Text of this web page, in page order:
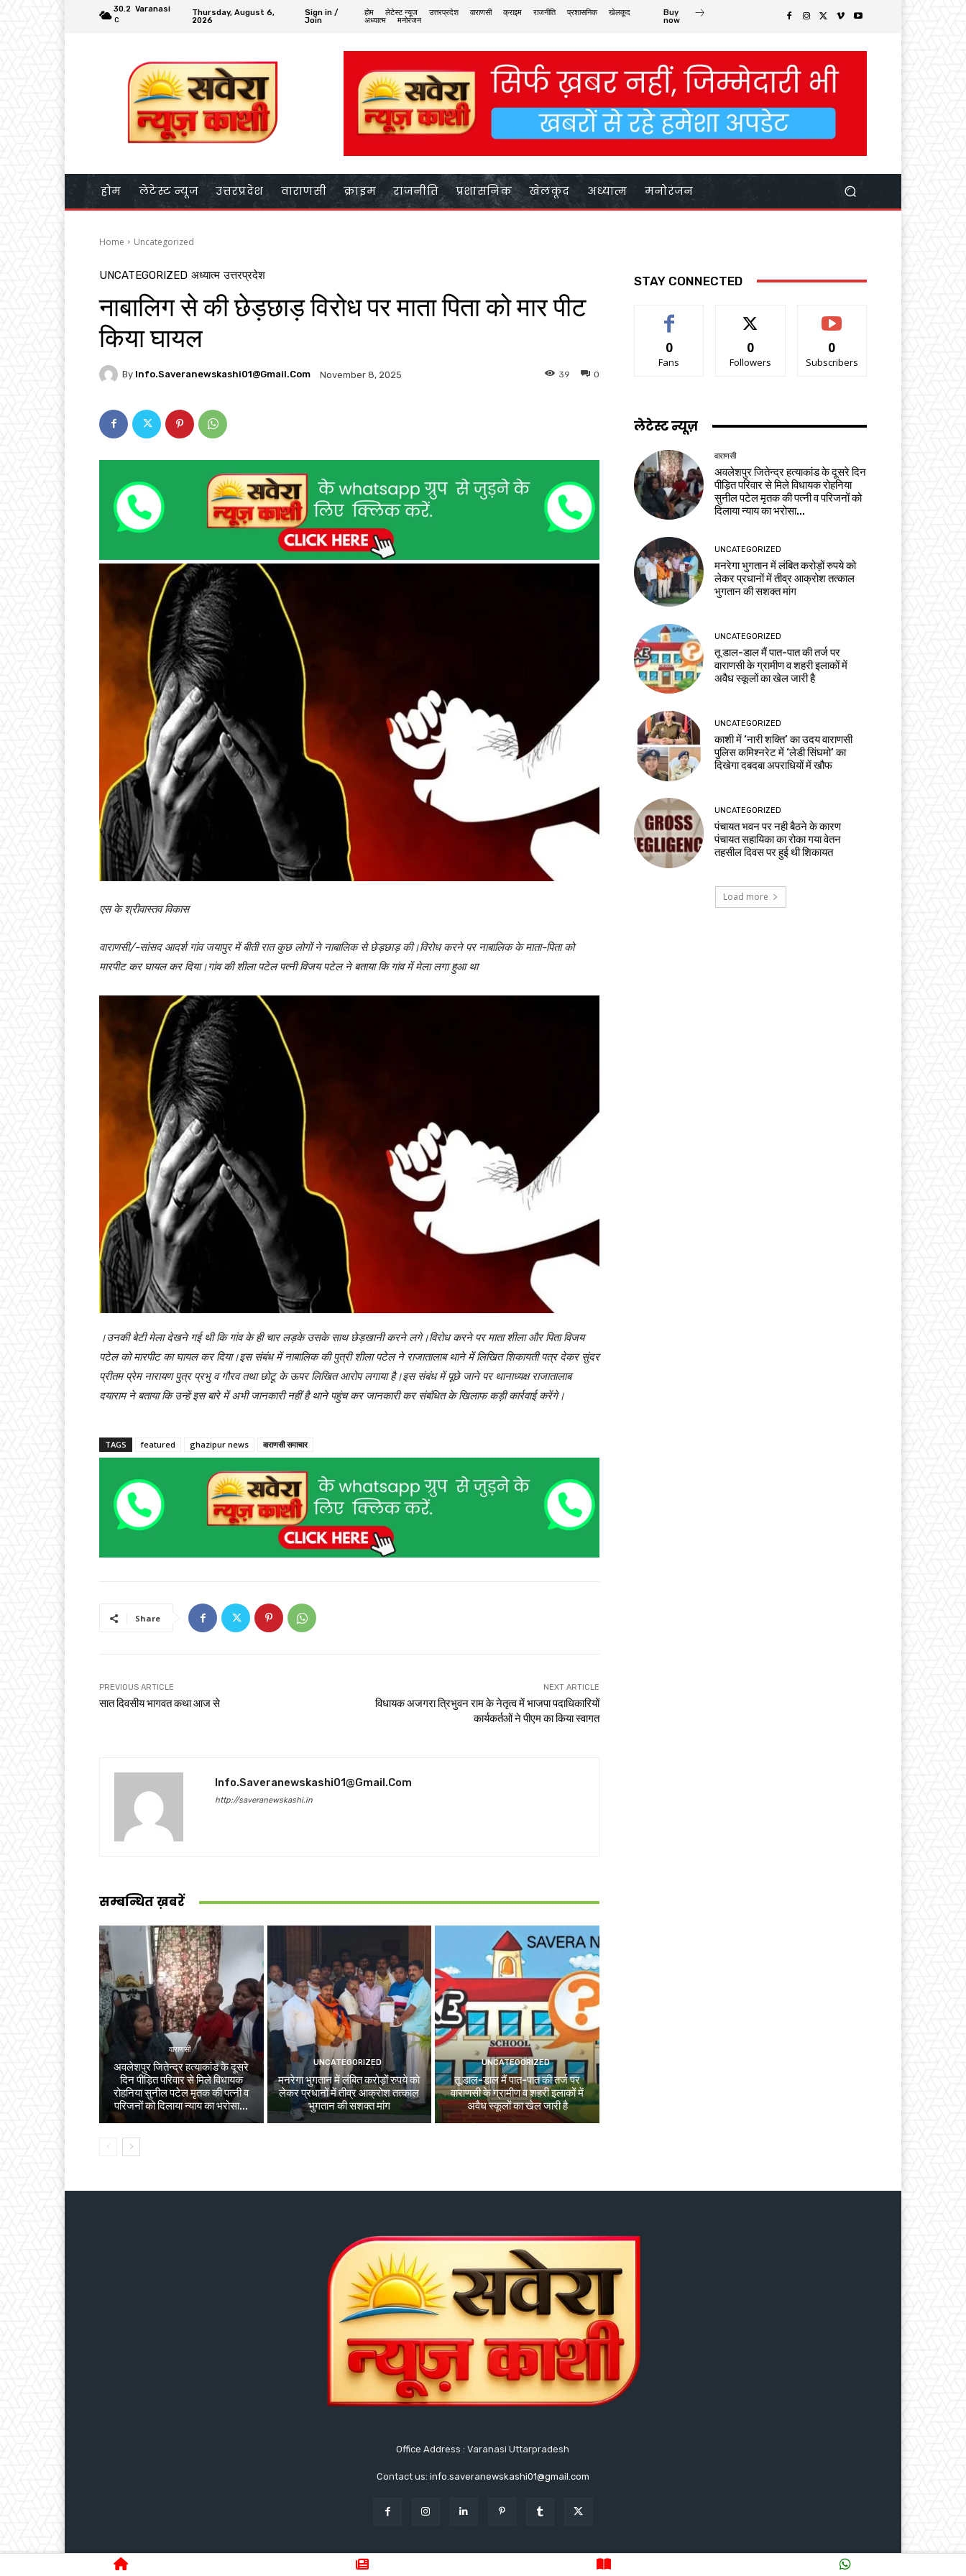
30.2
C
Varanasi
Thursday, August 6,
2026
Sign in /
Join
होम लेटेस्ट न्यूज उत्तरप्रदेश वाराणसी क्राइम राजनीति प्रशासनिक
खेलकूद
अध्यात्म
मनोरंजन
Buy
now
होम लेटेस्ट न्यूज उत्तरप्रदेश वाराणसी क्राइम राजनीति प्रशासनिक खेलकूद अध्यात्म मनोरंजन
Home Uncategorized
UNCATEGORIZED अध्यात्म उत्तरप्रदेश
नाबालिग से की छेड़छाड़ विरोध पर माता पिता को मार पीट
किया घायल
By Info.saveranewskashi01@gmail.com November 8, 2025 0
39
एस के श्रीवास्तव विकास
वाराणसी/-सांसद आदर्श गांव जयापुर में बीती रात कुछ लोगों ने नाबालिक से छेड़छाड़ की।विरोध करने पर नाबालिक के माता-पिता को
मारपीट कर घायल कर दिया।गांव की शीला पटेल पत्नी विजय पटेल ने बताया कि गांव में मेला लगा हुआ था
।उनकी बेटी मेला देखने गई थी कि गांव के ही चार लड़के उसके साथ छेड़खानी करने लगे।विरोध करने पर माता शीला और पिता विजय
पटेल को मारपीट का घायल कर दिया।इस संबंध में नाबालिक की पुत्री शीला पटेल ने राजातालाब थाने में लिखित शिकायती पत्र देकर सुंदर
प्रीतम प्रेम नारायण पुत्र प्रभु व गौरव तथा छोटू के ऊपर लिखित आरोप लगाया है।इस संबंध में पूछे जाने पर थानाध्यक्ष राजातालाब
दयाराम ने बताया कि उन्हें इस बारे में अभी जानकारी नहीं है थाने पहुंच कर जानकारी कर संबंधित के खिलाफ कड़ी कार्रवाई करेंगे।
TAGS featured ghazipur news वाराणसी समाचार
Share
PREVIOUS ARTICLE
सात दिवसीय भागवत कथा आज से
NEXT ARTICLE
विधायक अजगरा त्रिभुवन राम के नेतृत्व में भाजपा पदाधिकारियों
कार्यकर्तओं ने पीएम का किया स्वागत
Info.saveranewskashi01@gmail.com
http://saveranewskashi.in
सम्बन्धित ख़बरें
वाराणसी
अवलेशपुर जितेन्द्र हत्याकांड के दूसरे
दिन पीड़ित परिवार से मिले विधायक
रोहनिया सुनील पटेल मृतक की पत्नी व
परिजनों को दिलाया न्याय का भरोसा...
UNCATEGORIZED
मनरेगा भुगतान में लंबित करोड़ों रुपये को
लेकर प्रधानों में तीव्र आक्रोश तत्काल
भुगतान की सशक्त मांग
UNCATEGORIZED
तू डाल-डाल मैं पात-पात की तर्ज पर
वाराणसी के ग्रामीण व शहरी इलाकों में
अवैध स्कूलों का खेल जारी है
STAY CONNECTED
0
Fans
0
Followers
0
Subscribers
लेटेस्ट न्यूज़
वाराणसी
अवलेशपुर जितेन्द्र हत्याकांड के दूसरे दिन
पीड़ित परिवार से मिले विधायक रोहनिया
सुनील पटेल मृतक की पत्नी व परिजनों को
दिलाया न्याय का भरोसा...
UNCATEGORIZED
मनरेगा भुगतान में लंबित करोड़ों रुपये को
लेकर प्रधानों में तीव्र आक्रोश तत्काल
भुगतान की सशक्त मांग
UNCATEGORIZED
तू डाल-डाल मैं पात-पात की तर्ज पर
वाराणसी के ग्रामीण व शहरी इलाकों में
अवैध स्कूलों का खेल जारी है
UNCATEGORIZED
काशी में ‘नारी शक्ति’ का उदय वाराणसी
पुलिस कमिश्नरेट में ‘लेडी सिंघमो’ का
दिखेगा दबदबा अपराधियों में खौफ
UNCATEGORIZED
पंचायत भवन पर नही बैठने के कारण
पंचायत सहायिका का रोका गया वेतन
तहसील दिवस पर हुई थी शिकायत
Load more
Office Address : Varanasi Uttarpradesh
Contact us: info.saveranewskashi01@gmail.com